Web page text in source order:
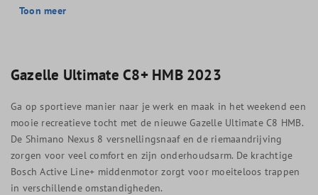
Toon meer
Gazelle Ultimate C8+ HMB 2023
Ga op sportieve manier naar je werk en maak in het weekend een
mooie recreatieve tocht met de nieuwe Gazelle Ultimate C8 HMB.
De Shimano Nexus 8 versnellingsnaaf en de riemaandrijving
zorgen voor veel comfort en zijn onderhoudsarm. De krachtige
Bosch Active Line+ middenmotor zorgt voor moeiteloos trappen
in verschillende omstandigheden.